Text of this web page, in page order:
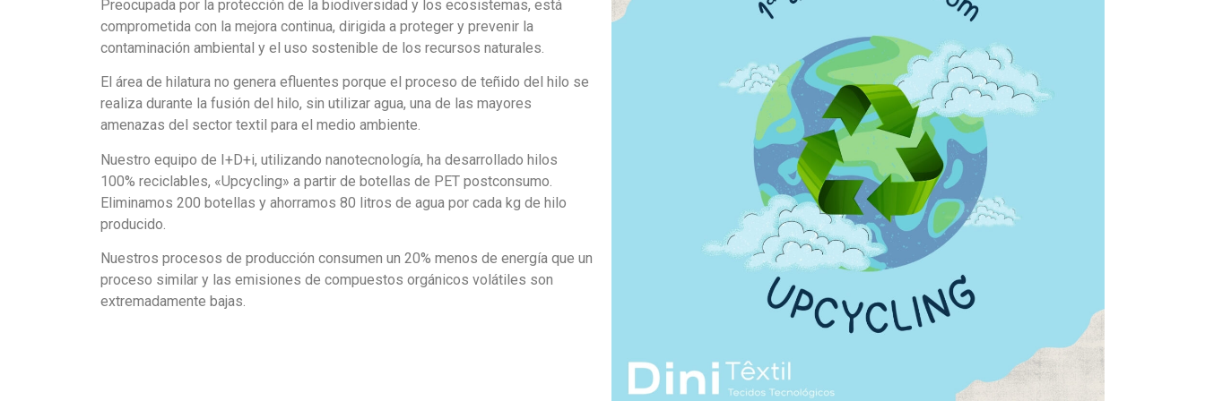
Preocupada por la protección de la biodiversidad y los ecosistemas, está
comprometida con la mejora continua, dirigida a proteger y prevenir la
contaminación ambiental y el uso sostenible de los recursos naturales.
El área de hilatura no genera efluentes porque el proceso de teñido del hilo se
realiza durante la fusión del hilo, sin utilizar agua, una de las mayores
amenazas del sector textil para el medio ambiente.
Nuestro equipo de I+D+i, utilizando nanotecnología, ha desarrollado hilos
100% reciclables, «Upcycling» a partir de botellas de PET postconsumo.
Eliminamos 200 botellas y ahorramos 80 litros de agua por cada kg de hilo
producido.
Nuestros procesos de producción consumen un 20% menos de energía que un
proceso similar y las emisiones de compuestos orgánicos volátiles son
extremadamente bajas.